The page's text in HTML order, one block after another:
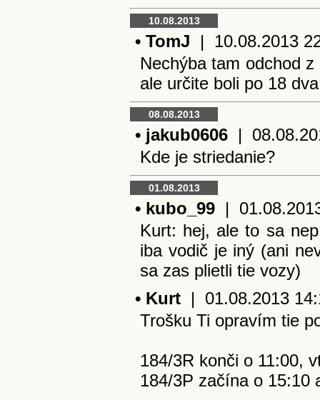
10.08.2013
• TomJ | 10.08.2013
Nechýba tam odchod
ale určite boli po 18
08.08.2013
• jakub0606 |
Kde je striedanie?
01.08.2013
• kubo_99 |
Kurt: hej, ale to sa
iba vodič je iný (ani
sa zas plietli tie vozy)
• Kurt | 01.08.2013
Trošku Ti opravím tie
184/3R konči o 11:00,
184/3P začína o 15:10